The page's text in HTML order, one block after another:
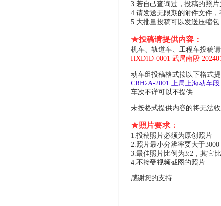
3.若自己查询过，投稿的照
4.请发送无限期的附件文件
5.大批量投稿可以发送压缩
★投稿请提供内容：
机车、轨道车、工程车投稿
HXD1D-0001 武局南段
动车组投稿格式按以下格式
CRH2A-2001 上局上海动车
车次不详可以不提供
未按格式提供内容的将无法
★照片要求：
1.投稿照片必须为原创照片
2.照片最小分辨率要大于
3.最佳照片比例为3:2，其它
4.不接受视频截图的照片
感谢您的支持